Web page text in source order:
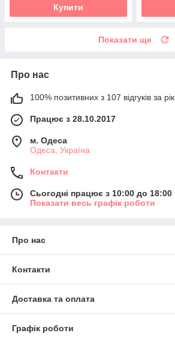
Купити
Показати ще
Про нас
100% позитивних з 107 відгуків за рік
Працює з 28.10.2017
м. Одеса
Одеса, Україна
Контакти
Сьогодні працює з 10:00 до 18:00
Показати весь графік роботи
Про нас
Контакти
Доставка та оплата
Графік роботи